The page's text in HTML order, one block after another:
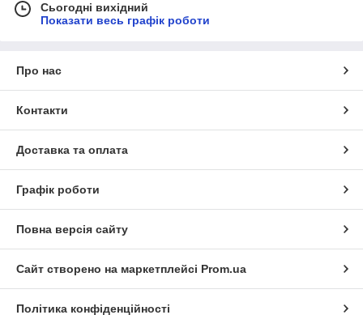
Сьогодні вихідний
Показати весь графік роботи
Про нас
Контакти
Доставка та оплата
Графік роботи
Повна версія сайту
Сайт створено на маркетплейсі Prom.ua
Політика конфіденційності